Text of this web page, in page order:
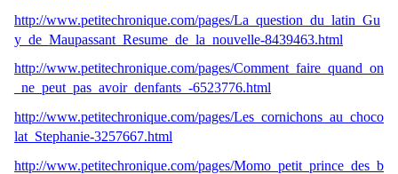
http://www.petitechronique.com/pages/La_question_du_latin_Gu
y_de_Maupassant_Resume_de_la_nouvelle-8439463.html
http://www.petitechronique.com/pages/Comment_faire_quand_on
_ne_peut_pas_avoir_denfants_-6523776.html
http://www.petitechronique.com/pages/Les_cornichons_au_choco
lat_Stephanie-3257667.html
http://www.petitechronique.com/pages/Momo_petit_prince_des_b